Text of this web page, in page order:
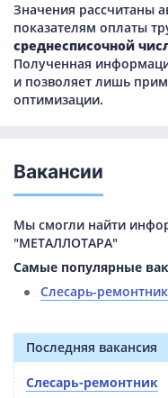
Значения рассчитаны
показателям оплаты
среднесписочной
Полученная
и позволяет лишь
оптимизации.
Вакансии
Мы смогли найти
"МЕТАЛЛОТАРА"
Самые популярные
Слесарь-ремонтник
Последняя вакансия
Слесарь-ремонтник